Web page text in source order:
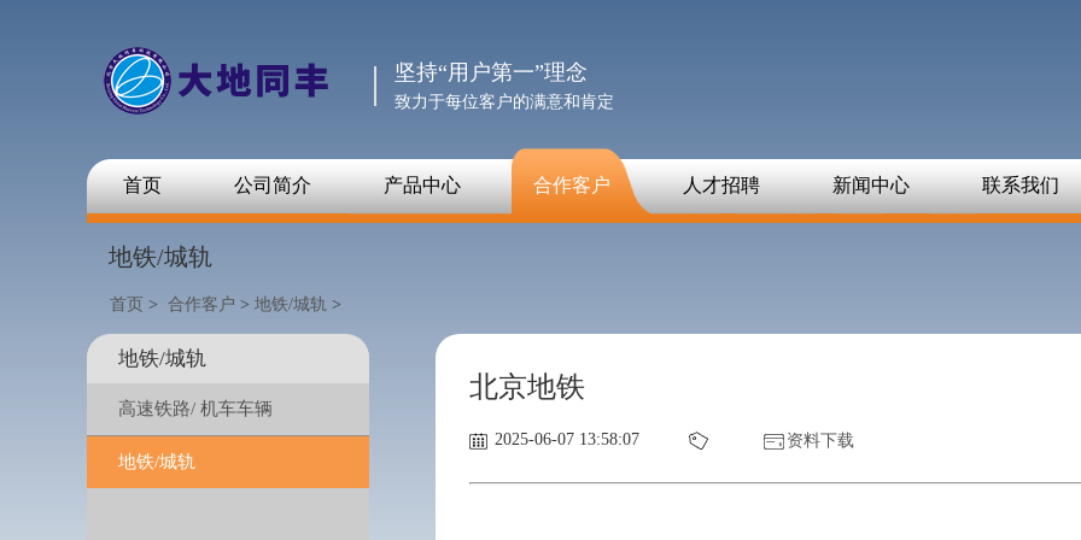
坚持“用户第一”理念
致力于每位客户的满意和肯定
首页 公司简介 产品中心 合作客户 人才招聘 新闻中心 联系我们
地铁/城轨
首页 > 合作客户 > 地铁/城轨 >
地铁/城轨
高速铁路/ 机车车辆
地铁/城轨
北京地铁
2025-06-07 13:58:07 资料下载